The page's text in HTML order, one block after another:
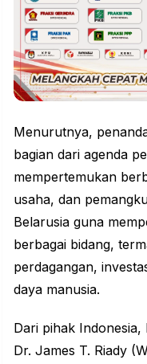
Menurutnya,
bagian dari agenda
mempertemukan
usaha, dan
Belarusia guna
berbagai bidang,
perdagangan,
daya manusia.
Dari pihak
Dr. James T. Riady